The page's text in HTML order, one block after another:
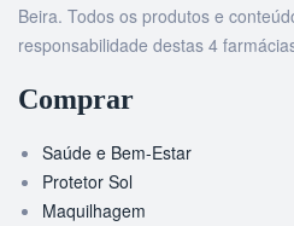
Beira. Todos os produtos e
responsabilidade destas 4
Comprar
Saúde e Bem-Estar
Protetor Sol
Maquilhagem